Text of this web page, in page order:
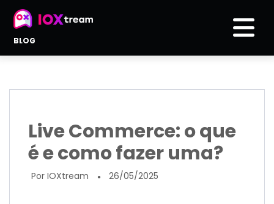
BLOG
Live Commerce: o que
é e como fazer uma?
Por IOXtream ● 26/05/2025